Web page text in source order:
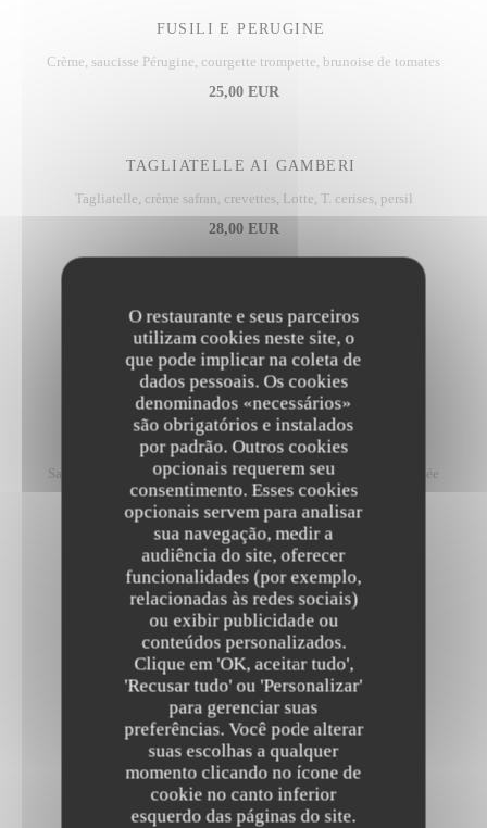
O restaurante e seus parceiros
utilizam cookies neste site, o
que pode implicar na coleta de
dados pessoais. Os cookies
denominados «necessários»
são obrigatórios e instalados
por padrão. Outros cookies
opcionais requerem seu
consentimento. Esses cookies
opcionais servem para analisar
sua navegação, medir a
audiência do site, oferecer
funcionalidades (por exemplo,
relacionadas às redes sociais)
ou exibir publicidade ou
conteúdos personalizados.
Clique em 'OK, aceitar tudo',
'Recusar tudo' ou 'Personalizar'
para gerenciar suas
preferências. Você pode alterar
suas escolhas a qualquer
momento clicando no ícone de
cookie no canto inferior
esquerdo das páginas do site.
FUSILI E PERUGINE
Crème, saucisse Pérugine, courgette trompette, brunoise de tomates
25,00 EUR
TAGLIATELLE AI GAMBERI
Tagliatelle, crème safran, crevettes, Lotte, T. cerises, persil
28,00 EUR
Pâtes farcies à la ricotta, beurre, sauge, crème de Provola
22,00 EUR
MEZZI PACCHERI SEPPIOLINE
Sauce tomate, petites seiches, 'Nduja Calabrese, stracciatella fumée
LINGUINE AU HOMARD
34,00 EUR
Pizze
Trattoria Quattro